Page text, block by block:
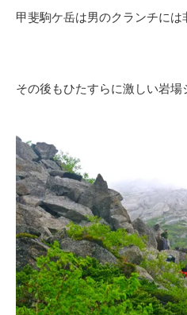
甲斐駒ケ岳は男のクランチには
その後もひたすらに激しい岩場